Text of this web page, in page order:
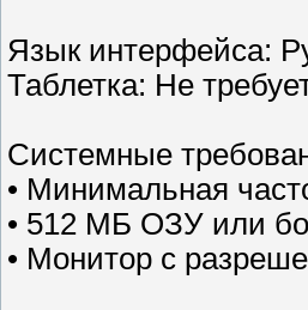
Язык интерфейса:
Таблетка: Не
Системные
• Минимальная
• 512 МБ ОЗУ или
• Монитор с